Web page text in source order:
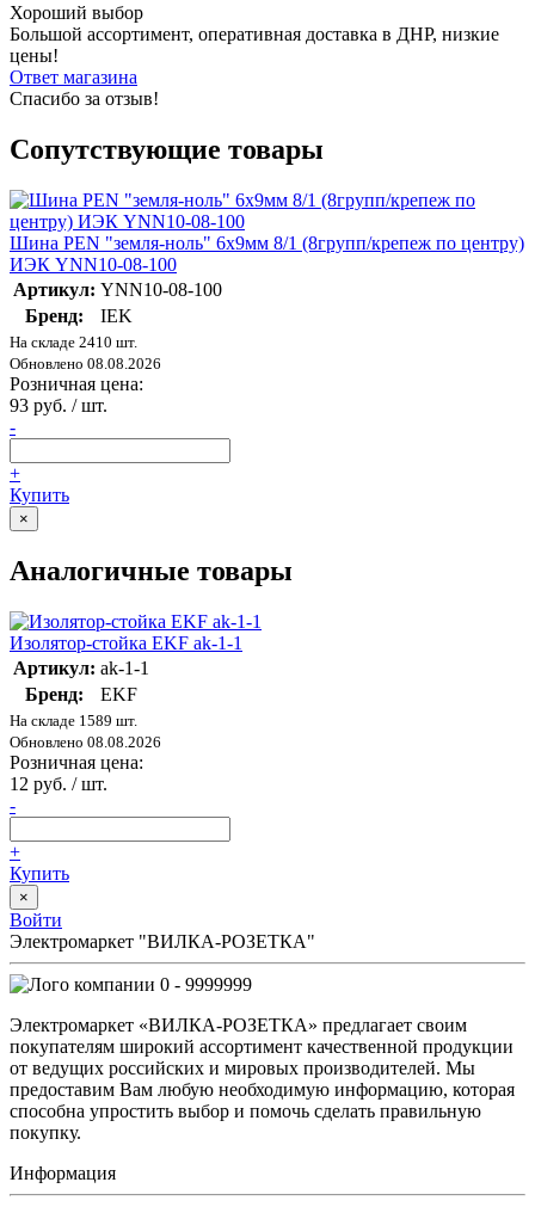
Хороший выбор
Большой ассортимент, оперативная доставка в ДНР, низкие
цены!
Ответ магазина
Спасибо за отзыв!
Сопутствующие товары
Шина PEN "земля-ноль" 6х9мм 8/1 (8групп/крепеж по центру)
ИЭК YNN10-08-100
Артикул: YNN10-08-100
Бренд:
IEK
На складе 2410 шт.
Обновлено 08.08.2026
Розничная цена:
93 руб. / шт.
-
+
Купить
×
Аналогичные товары
Изолятор-стойка EKF ak-1-1
Артикул: ak-1-1
Бренд:
EKF
На складе 1589 шт.
Обновлено 08.08.2026
Розничная цена:
12 руб. / шт.
-
+
Купить
×
Войти
Электромаркет "ВИЛКА-РОЗЕТКА"
0 - 9999999
Электромаркет «ВИЛКА-РОЗЕТКА» предлагает своим
покупателям широкий ассортимент качественной продукции
от ведущих российских и мировых производителей. Мы
предоставим Вам любую необходимую информацию, которая
способна упростить выбор и помочь сделать правильную
покупку.
Информация